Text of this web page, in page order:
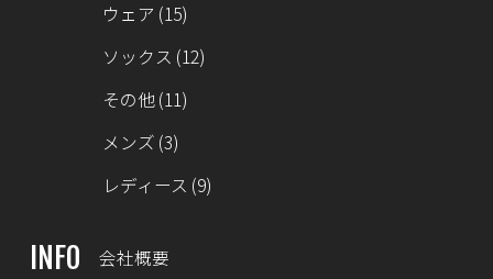
ウェア (15)
ソックス (12)
その他(11)
メンズ (3)
レディース (9)
INFO
会社概要